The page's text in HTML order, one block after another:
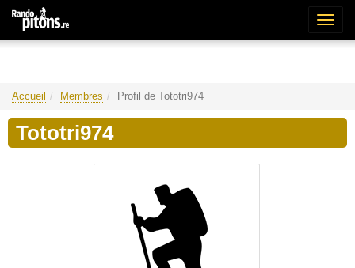
Accueil Membres Profil de Tototri974
Tototri974